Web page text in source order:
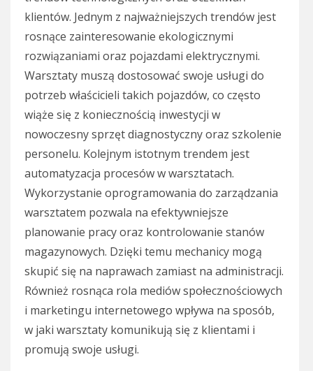
klientów. Jednym z najważniejszych trendów jest
rosnące zainteresowanie ekologicznymi
rozwiązaniami oraz pojazdami elektrycznymi.
Warsztaty muszą dostosować swoje usługi do
potrzeb właścicieli takich pojazdów, co często
wiąże się z koniecznością inwestycji w
nowoczesny sprzęt diagnostyczny oraz szkolenie
personelu. Kolejnym istotnym trendem jest
automatyzacja procesów w warsztatach.
Wykorzystanie oprogramowania do zarządzania
warsztatem pozwala na efektywniejsze
planowanie pracy oraz kontrolowanie stanów
magazynowych. Dzięki temu mechanicy mogą
skupić się na naprawach zamiast na administracji.
Również rosnąca rola mediów społecznościowych
i marketingu internetowego wpływa na sposób,
w jaki warsztaty komunikują się z klientami i
promują swoje usługi.